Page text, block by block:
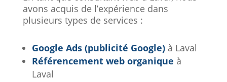
avons acquis de l’expérience dans
plusieurs types de services :
Google Ads (publicité Google) à Laval
Référencement web organique à
Laval